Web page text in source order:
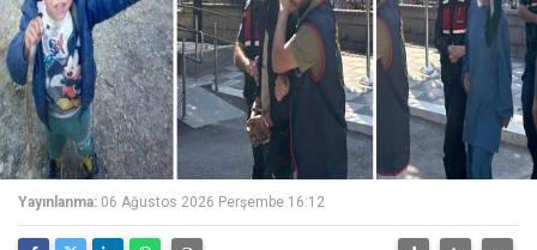
Yayınlanma: 06 Ağustos 2026 Perşembe 16:12